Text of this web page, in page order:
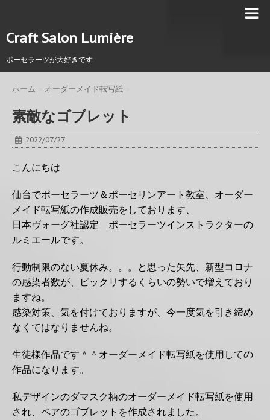
Craft Salon Lumière
ポーセラーツが大好きです
ホーム オーダーメイド転写紙
素敵なゴブレット
2022/07/27
こんにちは
仙台でポーセラーツ＆ポーセリンアート教室、オーダー
メイド転写紙の作成販売をしております、
日本ヴォーグ社認定 ポーセラーツインストラクターの
ルミエールです。
行動制限のない夏休み。。。と思った矢先、新型コロナ
の感染者数が、ビックリするくらいの勢いで増えており
ますね。
感染対策、気を付けておりますが、今一度気を引き締め
なくてはなりませんね。
生徒様作品です＾＾オーダーメイド転写紙を使用しての
作品になります。
私デザインのダマスク柄のオーダーメイド転写紙を使用
され、ペアのゴブレットを作成されました。